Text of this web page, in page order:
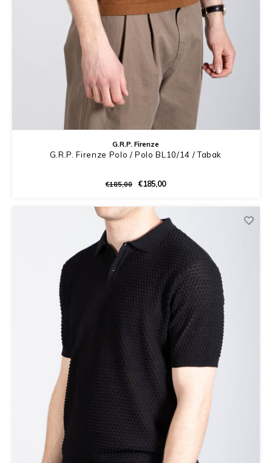
G.R.P. Firenze
G.R.P. Firenze Polo / Polo BL10/14 / Tabak
€185,00 €185,00